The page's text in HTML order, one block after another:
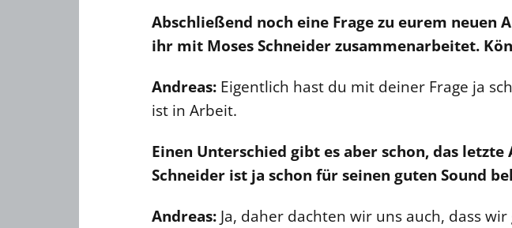
Abschließend noch eine Frage zu eurem neuen
ihr mit Moses Schneider zusammenarbeitet.
Andreas: Eigentlich hast du mit deiner Frage ja
ist in Arbeit.
Einen Unterschied gibt es aber schon, das
Schneider ist ja schon für seinen guten Sound
Andreas: Ja, daher dachten wir uns auch, dass